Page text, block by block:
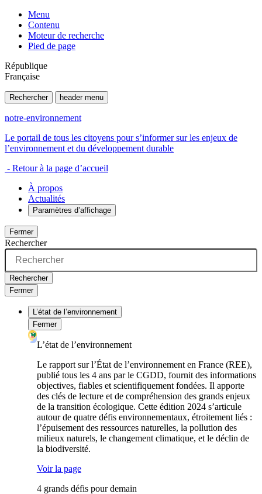
Menu
Contenu
Moteur de recherche
Pied de page
République
Française
Rechercher header menu
notre-environnement
Le portail de tous les citoyens pour s’informer sur les enjeux de
l’environnement et du développement durable
- Retour à la page d’accueil
À propos
Actualités
Paramètres d’affichage
Fermer
Rechercher
Rechercher
Fermer
L’état de l’environnement
Fermer
L’état de l’environnement
Le rapport sur l’État de l’environnement en France (REE),
publié tous les 4 ans par le CGDD, fournit des informations
objectives, fiables et scientifiquement fondées. Il apporte
des clés de lecture et de compréhension des grands enjeux
de la transition écologique. Cette édition 2024 s’articule
autour de quatre défis environnementaux, étroitement liés :
l’épuisement des ressources naturelles, la pollution des
milieux naturels, le changement climatique, et le déclin de
la biodiversité.
Voir la page
4 grands défis pour demain